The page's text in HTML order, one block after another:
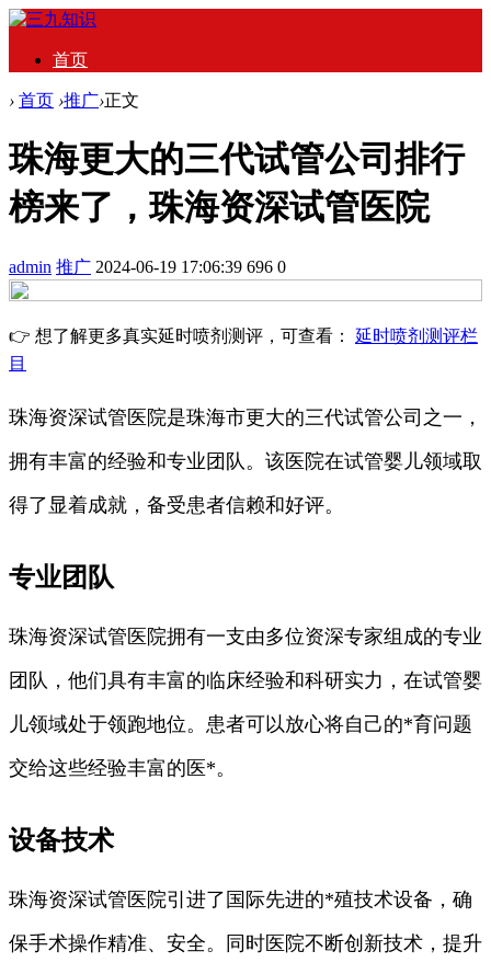
首页
› 首页 ›推广›正文
珠海更大的三代试管公司排行
榜来了，珠海资深试管医院
admin 推广 2024-06-19 17:06:39 696 0
👉 想了解更多真实延时喷剂测评，可查看： 延时喷剂测评栏
目
珠海资深试管医院是珠海市更大的三代试管公司之一，
拥有丰富的经验和专业团队。该医院在试管婴儿领域取
得了显着成就，备受患者信赖和好评。
专业团队
珠海资深试管医院拥有一支由多位资深专家组成的专业
团队，他们具有丰富的临床经验和科研实力，在试管婴
儿领域处于领跑地位。患者可以放心将自己的*育问题
交给这些经验丰富的医*。
设备技术
珠海资深试管医院引进了国际先进的*殖技术设备，确
保手术操作精准、安全。同时医院不断创新技术，提升